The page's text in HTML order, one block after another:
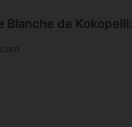
Blanche de Kokopelli: